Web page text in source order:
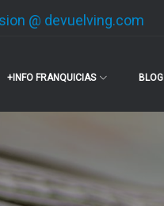
@ devuelving.com
+INFO FRANQUICIAS BLOG